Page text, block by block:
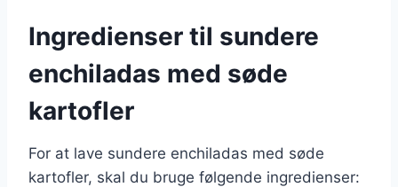
Ingredienser til sundere
enchiladas med søde
kartofler
For at lave sundere enchiladas med søde
kartofler, skal du bruge følgende ingredienser: